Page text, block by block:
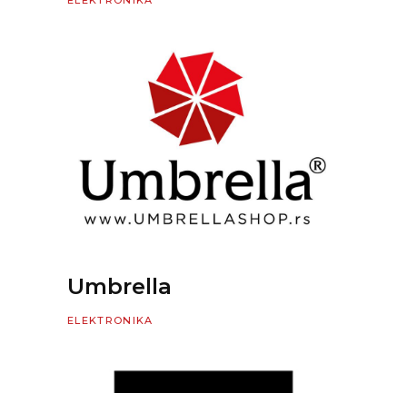
Umbrella
ELEKTRONIKA